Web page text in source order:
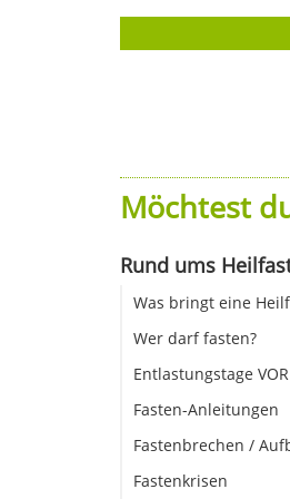
Möchtest
Rund ums
Was bringt eine
Wer darf fasten?
Entlastungstage
Fasten-Anleitungen
Fastenbrechen /
Fastenkrisen